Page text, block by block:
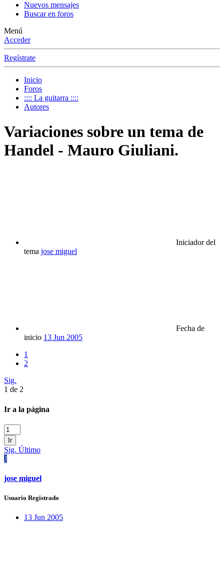
Nuevos mensajes
Buscar en foros
Menú
Acceder
Regístrate
Inicio
Foros
:::: La guitarra ::::
Autores
Variaciones sobre un tema de
Handel - Mauro Giuliani.
Iniciador del
tema jose miguel
Fecha de
inicio 13 Jun 2005
1
2
Sig.
1 de 2
Ir a la página
Ir
Sig. Último
J
jose miguel
Usuario Registrado
13 Jun 2005